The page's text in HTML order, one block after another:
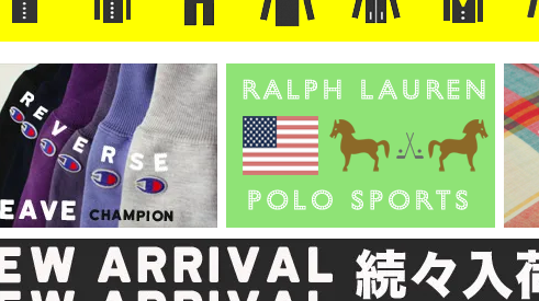
ツー
ロシャツ
袖シャツ
ロハ/サーフ/ボーリング
・ラルフ/ブランド
・無地/チェック/ストライプ
・ワーク/ミリタリー/ウエスタ
・ネル/ウール ・ショートパンツ
・アウトドア/グラミチ
・ジーンズ/ペインター
・Levi's RED
・ミリタリー/ワーク
・コーデュロイ/スタプレ
・コットン/スラックス/チノ
・オーバーオール/つなぎ
・ジャージ/スウェット/ナイロ
ン
・セントジェームス/ルミノア
・ロンT/サーマル/ラグビー・プリント/半袖/スウェット
・チャンピオン/リバース
・パーカー ・デニム/コットン
・アウトドア/フリース
・ジャージ/ナイロン
・ミリタリー/ワーク
・ウール/レザー
・スーツ/ジレ